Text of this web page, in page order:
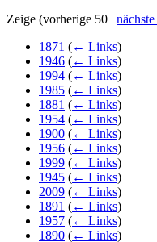
Zeige (vorherige 50 |
1871 (← Links)
1946 (← Links)
1994 (← Links)
1985 (← Links)
1881 (← Links)
1954 (← Links)
1900 (← Links)
1956 (← Links)
1999 (← Links)
1945 (← Links)
2009 (← Links)
1891 (← Links)
1957 (← Links)
1890 (← Links)